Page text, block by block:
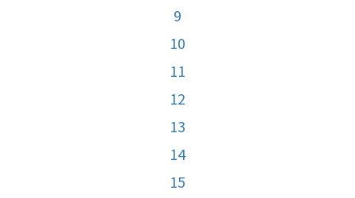
9
10
11
12
13
14
15